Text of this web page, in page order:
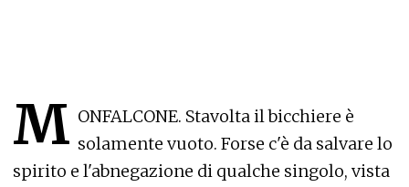
M ONFALCONE. Stavolta il bicchiere è
solamente vuoto. Forse c'è da salvare lo
spirito e l'abnegazione di qualche singolo, vista